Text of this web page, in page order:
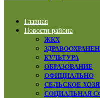
Главная
Новости района
ЖКХ
КУЛЬТУРА
ОБРАЗОВАНИЕ
ОФИЦИАЛЬНО
СЕЛЬСКОЕ
СОЦИАЛЬНАЯ